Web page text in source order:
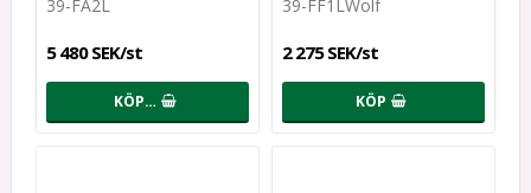
39-FA2L
5 480 SEK/st
KÖP…
39-FF1LWolf
2 275 SEK/st
KÖP